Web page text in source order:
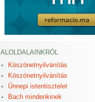
ALOLDALAINKRÓL
Köszönetnyilvánítás
Köszönetnyilvánítás
Ünnepi istentisztelet
Bach mindenkinek